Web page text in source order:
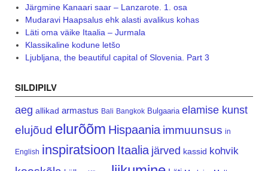
Järgmine Kanaari saar – Lanzarote. 1. osa
Mudaravi Haapsalus ehk alasti avalikus kohas
Läti oma väike Itaalia – Jurmala
Klassikaline kodune letšo
Ljubljana, the beautiful capital of Slovenia. Part 3
SILDIPILV
aeg allikad armastus Bali Bangkok Bulgaaria elamise kunst
elujõud elurõõm Hispaania immuunsus in
English inspiratsioon Itaalia järved kassid kohvik